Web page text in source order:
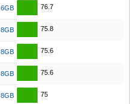
76.7
75.8
75.6
75.6
75